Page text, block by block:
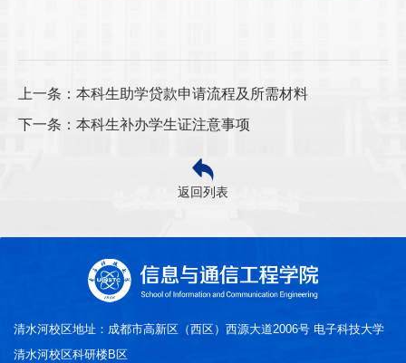
上一条：本科生助学贷款申请流程及所需材料
下一条：本科生补办学生证注意事项
返回列表
清水河校区地址：成都市高新区（西区）西源大道2006号 电子科技大学
清水河校区科研楼B区